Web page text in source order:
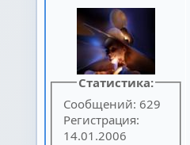
Статистика:
Сообщений: 629
Регистрация:
14.01.2006